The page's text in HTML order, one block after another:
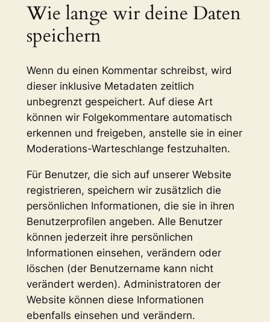
Wie lange wir deine Daten
speichern
Wenn du einen Kommentar schreibst, wird
dieser inklusive Metadaten zeitlich
unbegrenzt gespeichert. Auf diese Art
können wir Folgekommentare automatisch
erkennen und freigeben, anstelle sie in einer
Moderations-Warteschlange festzuhalten.
Für Benutzer, die sich auf unserer Website
registrieren, speichern wir zusätzlich die
persönlichen Informationen, die sie in ihren
Benutzerprofilen angeben. Alle Benutzer
können jederzeit ihre persönlichen
Informationen einsehen, verändern oder
löschen (der Benutzername kann nicht
verändert werden). Administratoren der
Website können diese Informationen
ebenfalls einsehen und verändern.